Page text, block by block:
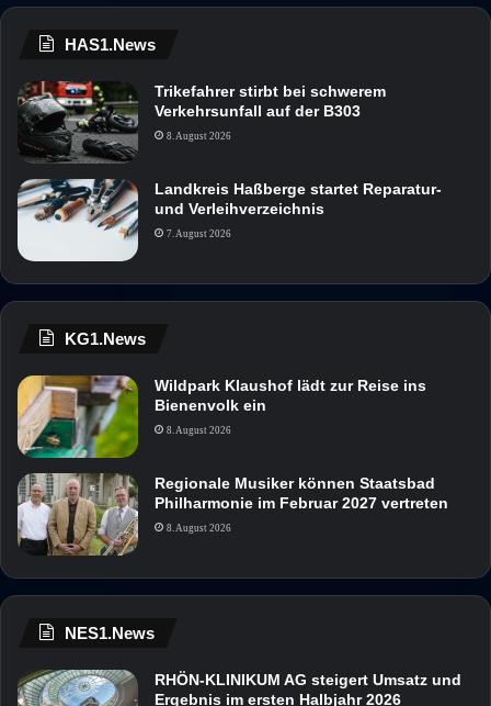
HAS1.News
Trikefahrer stirbt bei schwerem
Verkehrsunfall auf der B303
8. August 2026
Landkreis Haßberge startet Reparatur-
und Verleihverzeichnis
7. August 2026
KG1.News
Wildpark Klaushof lädt zur Reise ins
Bienenvolk ein
8. August 2026
Regionale Musiker können Staatsbad
Philharmonie im Februar 2027 vertreten
8. August 2026
NES1.News
RHÖN-KLINIKUM AG steigert Umsatz und
Ergebnis im ersten Halbjahr 2026